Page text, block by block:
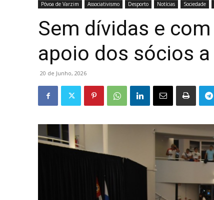
Póvoa de Varzim Associativismo Desporto Notícias Sociedade
Sem dívidas e
apoio dos sócios a
20 de Junho, 2026